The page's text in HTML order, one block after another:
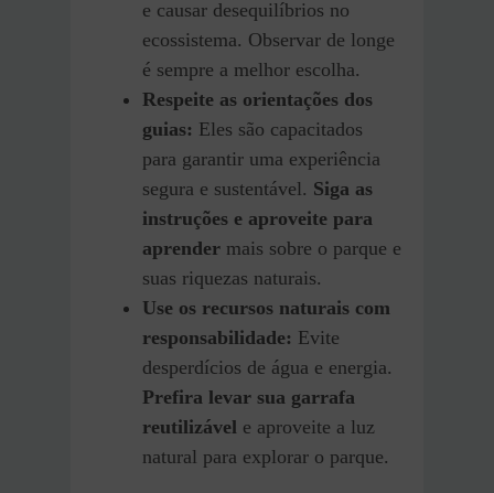
e causar desequilíbrios no
ecossistema. Observar de longe
é sempre a melhor escolha.
Respeite as orientações dos
guias: Eles são capacitados
para garantir uma experiência
segura e sustentável. Siga as
instruções e aproveite para
aprender mais sobre o parque e
suas riquezas naturais.
Use os recursos naturais com
responsabilidade: Evite
desperdícios de água e energia.
Prefira levar sua garrafa
reutilizável e aproveite a luz
natural para explorar o parque.